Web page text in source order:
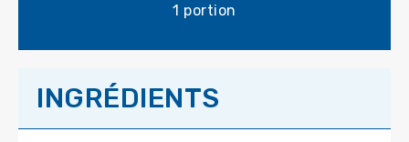
1 portion
INGRÉDIENTS